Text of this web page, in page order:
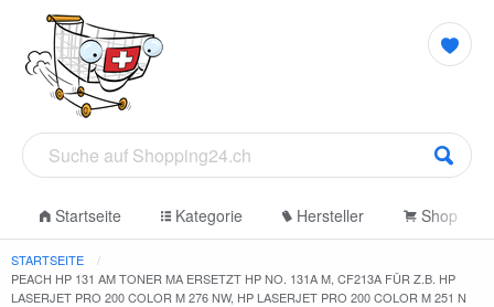
Startseite Kategorie Hersteller Shop
STARTSEITE
PEACH HP 131 AM TONER MA ERSETZT HP NO. 131A M, CF213A FÜR Z.B. HP
LASERJET PRO 200 COLOR M 276 NW, HP LASERJET PRO 200 COLOR M 251 N